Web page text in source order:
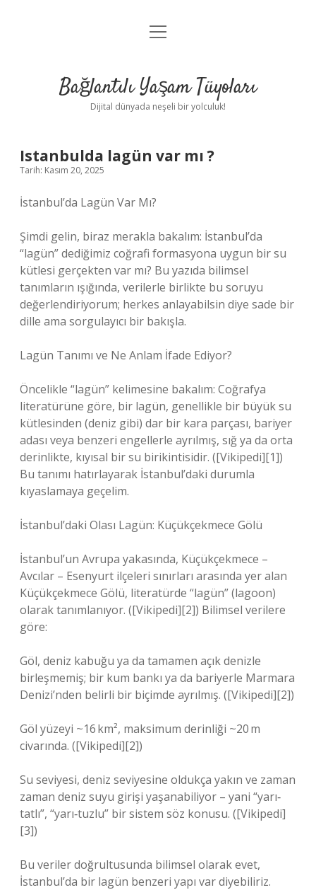
Anasayfa
Yasal Uyarı
menüyü
Bağlantılı Yaşam Tüyoları
Dijital dünyada neşeli bir yolculuk!
Istanbulda lagün var mı ?
Tarih: Kasım 20, 2025
İstanbul’da Lagün Var Mı?
Şimdi gelin, biraz merakla bakalım: İstanbul’da
“lagün” dediğimiz coğrafi formasyona uygun bir su
kütlesi gerçekten var mı? Bu yazıda bilimsel
tanımların ışığında, verilerle birlikte bu soruyu
değerlendiriyorum; herkes anlayabilsin diye sade bir
dille ama sorgulayıcı bir bakışla.
Lagün Tanımı ve Ne Anlam İfade Ediyor?
Öncelikle “lagün” kelimesine bakalım: Coğrafya
literatürüne göre, bir lagün, genellikle bir büyük su
kütlesinden (deniz gibi) dar bir kara parçası, bariyer
adası veya benzeri engellerle ayrılmış, sığ ya da orta
derinlikte, kıyısal bir su birikintisidir. ([Vikipedi][1])
Bu tanımı hatırlayarak İstanbul’daki durumla
kıyaslamaya geçelim.
İstanbul’daki Olası Lagün: Küçükçekmece Gölü
İstanbul’un Avrupa yakasında, Küçükçekmece –
Avcılar – Esenyurt ilçeleri sınırları arasında yer alan
Küçükçekmece Gölü, literatürde “lagün” (lagoon)
olarak tanımlanıyor. ([Vikipedi][2]) Bilimsel verilere
göre:
Göl, deniz kabuğu ya da tamamen açık denizle
birleşmemiş; bir kum bankı ya da bariyerle Marmara
Denizi’nden belirli bir biçimde ayrılmış. ([Vikipedi][2])
Göl yüzeyi ~16 km², maksimum derinliği ~20 m
civarında. ([Vikipedi][2])
Su seviyesi, deniz seviyesine oldukça yakın ve zaman
zaman deniz suyu girişi yaşanabiliyor – yani “yarı‐
tatlı”, “yarı‐tuzlu” bir sistem söz konusu. ([Vikipedi]
[3])
Bu veriler doğrultusunda bilimsel olarak evet,
İstanbul’da bir lagün benzeri yapı var diyebiliriz.